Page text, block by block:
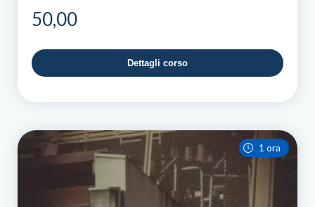
50,00
Dettagli corso
1 ora